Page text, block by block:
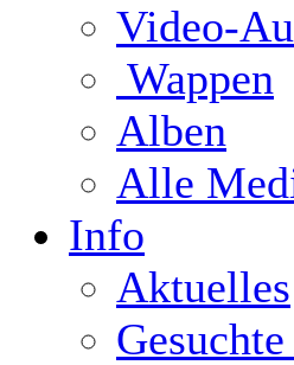
Video-
Wappen
Alben
Alle
Info
Aktuelles